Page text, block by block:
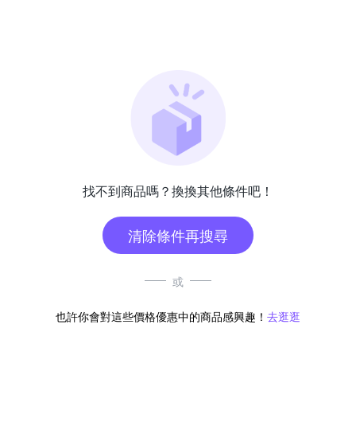
找不到商品嗎？換換其他條件吧！
清除條件再搜尋
或
也許你會對這些價格優惠中的商品感興趣！ 去逛逛